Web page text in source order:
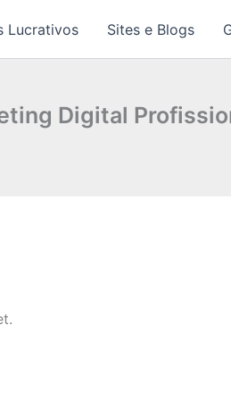
Lucrativos Sites e Blogs
Digital